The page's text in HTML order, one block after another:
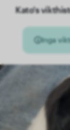
Kato's
Inga